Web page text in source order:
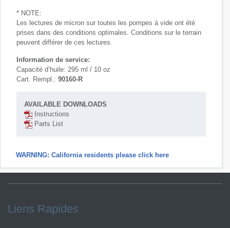
* NOTE:
Les lectures de micron sur toutes les pompes à vide ont été
prises dans des conditions optimales. Conditions sur le terrain
peuvent différer de ces lectures.
Information de service:
Capacité d’huile: 295 ml / 10 oz
Cart. Rempl.: 90160-R
AVAILABLE DOWNLOADS
Instructions
Parts List
WARNING: California residents please click here
Liens Rapides